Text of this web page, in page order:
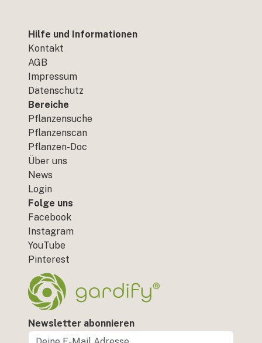
Hilfe und Informationen
Kontakt
AGB
Impressum
Datenschutz
Bereiche
Pflanzensuche
Pflanzenscan
Pflanzen-Doc
Über uns
News
Login
Folge uns
Facebook
Instagram
YouTube
Pinterest
Newsletter abonnieren